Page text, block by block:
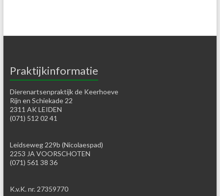
Praktijkinformatie
Dierenartsenpraktijk de Keerhoeve
Rijn en Schiekade 22
2311 AK LEIDEN
(071) 512 02 41
Leidseweg 229b (Nicolaespad)
2253 JA VOORSCHOTEN
(071) 561 38 36
K.v.K. nr. 27359770